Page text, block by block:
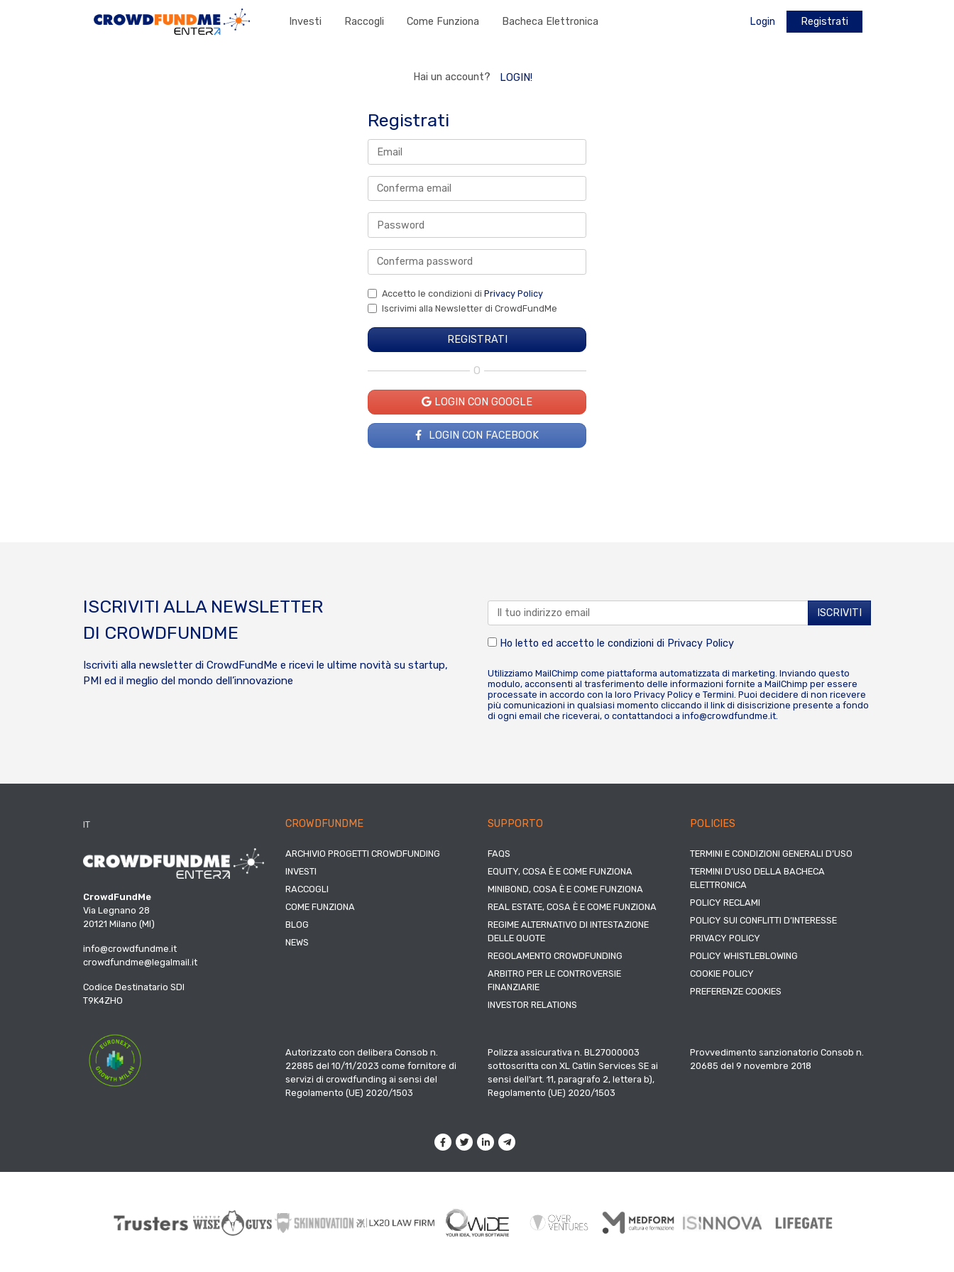
Investi Raccogli Come Funziona Bacheca Elettronica Login Registrati
Hai un account? LOGIN!
Registrati
Accetto le condizioni di Privacy Policy
Iscrivimi alla Newsletter di CrowdFundMe
O
LOGIN CON GOOGLE
LOGIN CON FACEBOOK
ISCRIVITI ALLA NEWSLETTER
DI CROWDFUNDME
Iscriviti alla newsletter di CrowdFundMe e ricevi le ultime novità su startup,
PMI ed il meglio del mondo dell’innovazione
Ho letto ed accetto le condizioni di Privacy Policy
Utilizziamo MailChimp come piattaforma automatizzata di marketing. Inviando questo
modulo, acconsenti al trasferimento delle informazioni fornite a MailChimp per essere
processate in accordo con la loro Privacy Policy e Termini. Puoi decidere di non ricevere
più comunicazioni in qualsiasi momento cliccando il link di disiscrizione presente a fondo
di ogni email che riceverai, o contattandoci a info@crowdfundme.it.
IT
CrowdFundMe
Via Legnano 28
20121 Milano (MI)
info@crowdfundme.it
crowdfundme@legalmail.it
Codice Destinatario SDI
T9K4ZHO
CROWDFUNDME
ARCHIVIO PROGETTI CROWDFUNDING
INVESTI
RACCOGLI
COME FUNZIONA
BLOG
NEWS
SUPPORTO
FAQS
EQUITY, COSA È E COME FUNZIONA
MINIBOND, COSA È E COME FUNZIONA
REAL ESTATE, COSA È E COME FUNZIONA
REGIME ALTERNATIVO DI INTESTAZIONE
DELLE QUOTE
REGOLAMENTO CROWDFUNDING
ARBITRO PER LE CONTROVERSIE
FINANZIARIE
INVESTOR RELATIONS
POLICIES
TERMINI E CONDIZIONI GENERALI D’USO
TERMINI D’USO DELLA BACHECA
ELETTRONICA
POLICY RECLAMI
POLICY SUI CONFLITTI D’INTERESSE
PRIVACY POLICY
POLICY WHISTLEBLOWING
COOKIE POLICY
PREFERENZE COOKIES
Autorizzato con delibera Consob n.
22885 del 10/11/2023 come fornitore di
servizi di crowdfunding ai sensi del
Regolamento (UE) 2020/1503
Polizza assicurativa n. BL27000003
sottoscritta con XL Catlin Services SE ai
sensi dell’art. 11, paragrafo 2, lettera b),
Regolamento (UE) 2020/1503
Provvedimento sanzionatorio Consob n.
20685 del 9 novembre 2018